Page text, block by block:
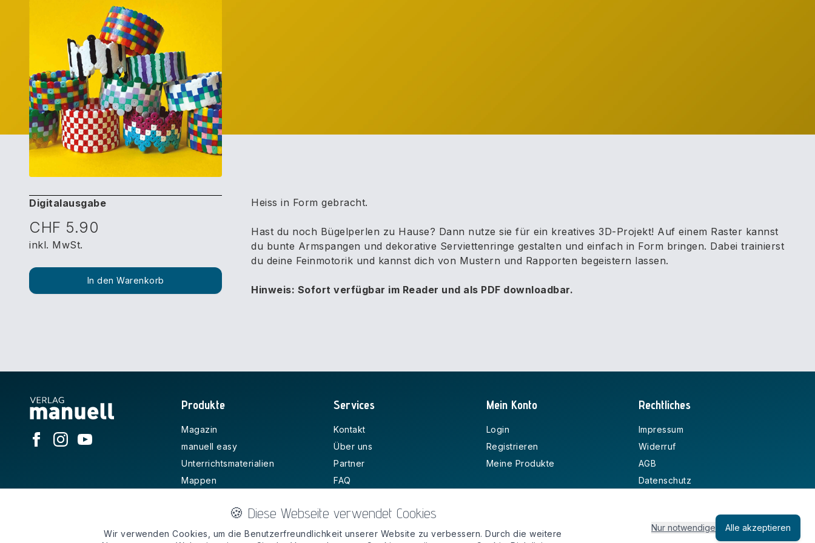
Heiss in Form gebracht.
Hast du noch Bügelperlen zu Hause? Dann nutze sie für ein kreatives 3D-Projekt! Auf einem Raster kannst
du bunte Armspangen und dekorative Serviettenringe gestalten und einfach in Form bringen. Dabei trainierst
du deine Feinmotorik und kannst dich von Mustern und Rapporten begeistern lassen.
Hinweis: Sofort verfügbar im Reader und als PDF downloadbar.
Digitalausgabe
CHF 5.90
inkl. MwSt.
In den Warenkorb
🍪 Diese Webseite verwendet Cookies
Wir verwenden Cookies, um die Benutzerfreundlichkeit unserer Website zu verbessern. Durch die weitere
Nur notwendige Alle akzeptieren
Produkte
Magazin
manuell easy
Unterrichtsmaterialien
Mappen
Kostenlos
Services
Kontakt
Über uns
Partner
FAQ
Mein Konto
Login
Registrieren
Meine Produkte
Rechtliches
Impressum
Widerruf
AGB
Datenschutz
Cookie-Policy